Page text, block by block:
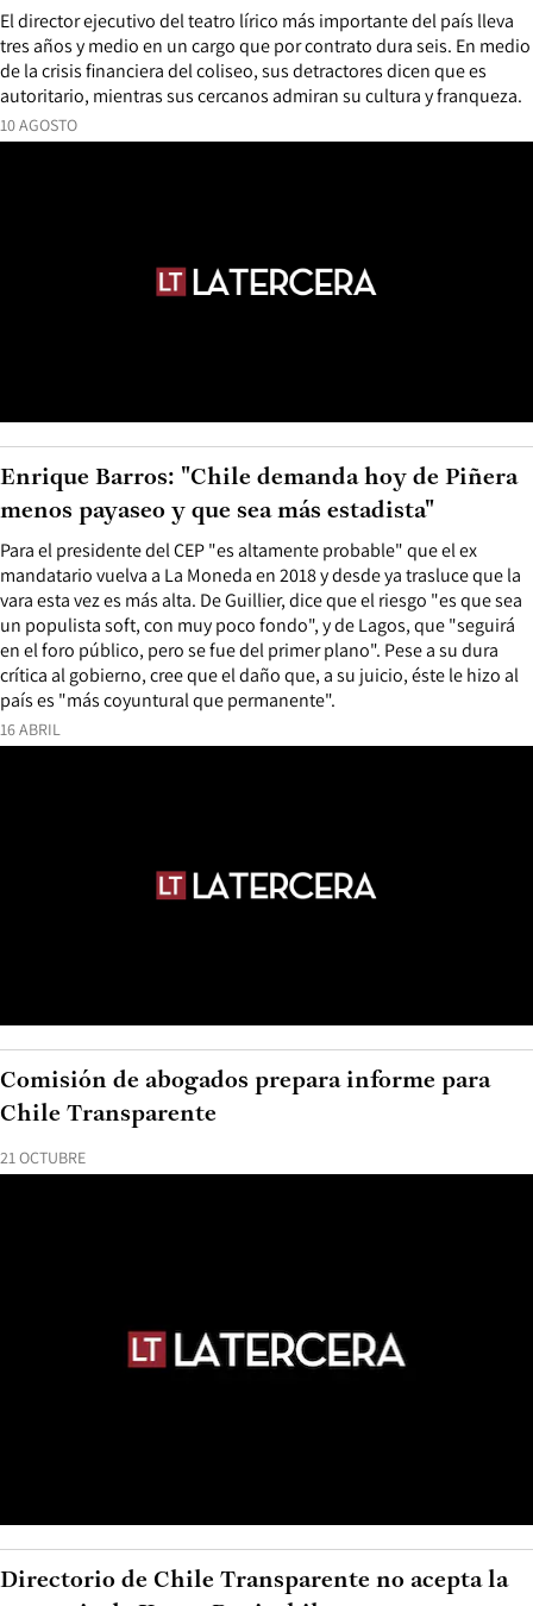
10 AGOSTO
El director ejecutivo del teatro lírico más importante del país lleva
tres años y medio en un cargo que por contrato dura seis. En medio
de la crisis financiera del coliseo, sus detractores dicen que es
autoritario, mientras sus cercanos admiran su cultura y franqueza.
16 ABRIL
Para el presidente del CEP "es altamente probable" que el ex
mandatario vuelva a La Moneda en 2018 y desde ya trasluce que la
vara esta vez es más alta. De Guillier, dice que el riesgo "es que sea
un populista soft, con muy poco fondo", y de Lagos, que "seguirá
en el foro público, pero se fue del primer plano". Pese a su dura
crítica al gobierno, cree que el daño que, a su juicio, éste le hizo al
país es "más coyuntural que permanente".
Enrique Barros: "Chile demanda hoy de Piñera
menos payaseo y que sea más estadista"
21 OCTUBRE
Comisión de abogados prepara informe para
Chile Transparente
Directorio de Chile Transparente no acepta la